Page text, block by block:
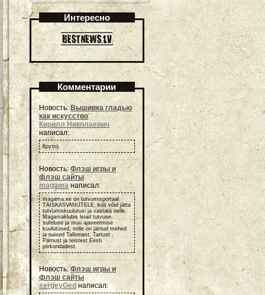
Интересно
Комментарии
Новость: Вышивка гладью
как искусство
Кирилл Николаевич
написал:
Круто)
Новость: Флэш игры и
флэш сайты
magama написал:
magama.ee on tutvumisportaal
TÄISKASVANUTELE, kus võid jätta
tutvumiskuulutusi ja vastata neile.
Magamaklubis leiad tutvuse,
suhtluse ja muu ajaveetmise
kuulutused, mille on jätnud mehed
ja naised Tallinnast, Tartust ,
Pärnust ja teistest Eesti
piirkondadest.
Новость:Флэш игры и
флэш сайты
sergeyGed написал: